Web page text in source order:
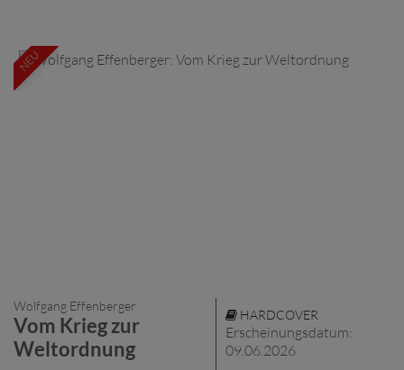
NEU
Wolfgang Effenberger
Vom Krieg zur
Weltordnung
HARDCOVER
Erscheinungsdatum:
09.06.2026